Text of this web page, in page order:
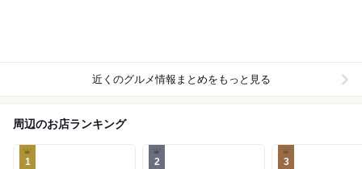
近くのグルメ情報まとめをもっと見る
周辺のお店ランキング
1 2 3